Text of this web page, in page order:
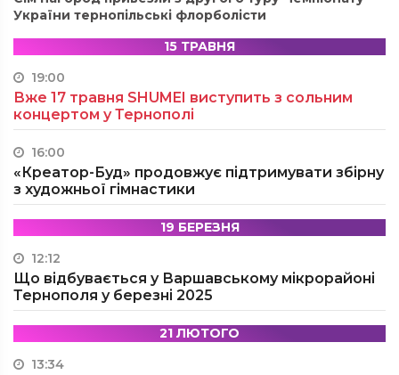
України тернопільські флорболісти
15 ТРАВНЯ
19:00
Вже 17 травня SHUMEI виступить з сольним
концертом у Тернополі
16:00
«Креатор-Буд» продовжує підтримувати збірну
з художньої гімнастики
19 БЕРЕЗНЯ
12:12
Що відбувається у Варшавському мікрорайоні
Тернополя у березні 2025
21 ЛЮТОГО
13:34